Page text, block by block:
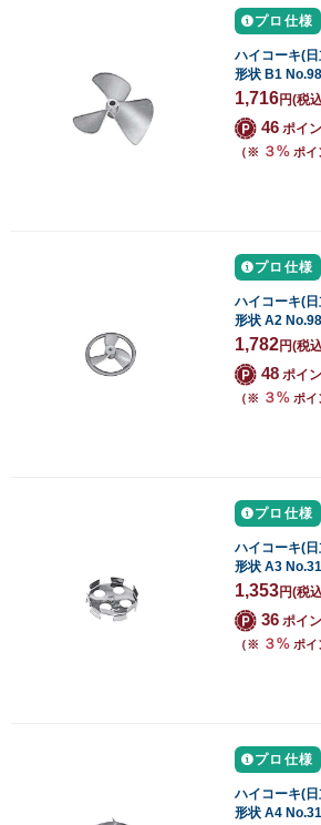
プロ仕様
ハイコーキ(
形状 B1
1,716円(税
46 ポイ
（※ ３% ポイ
プロ仕様
ハイコーキ(
形状 A2
1,782円(税
48 ポイ
（※ ３% ポイ
プロ仕様
ハイコーキ(
形状 A3
1,353円(税
36 ポイ
（※ ３% ポイ
プロ仕様
ハイコーキ(
形状 A4